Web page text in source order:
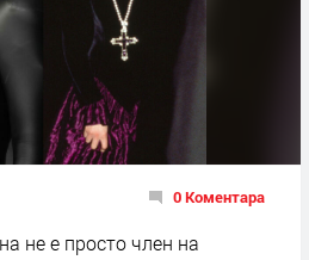
0 Коментара
не е просто член на